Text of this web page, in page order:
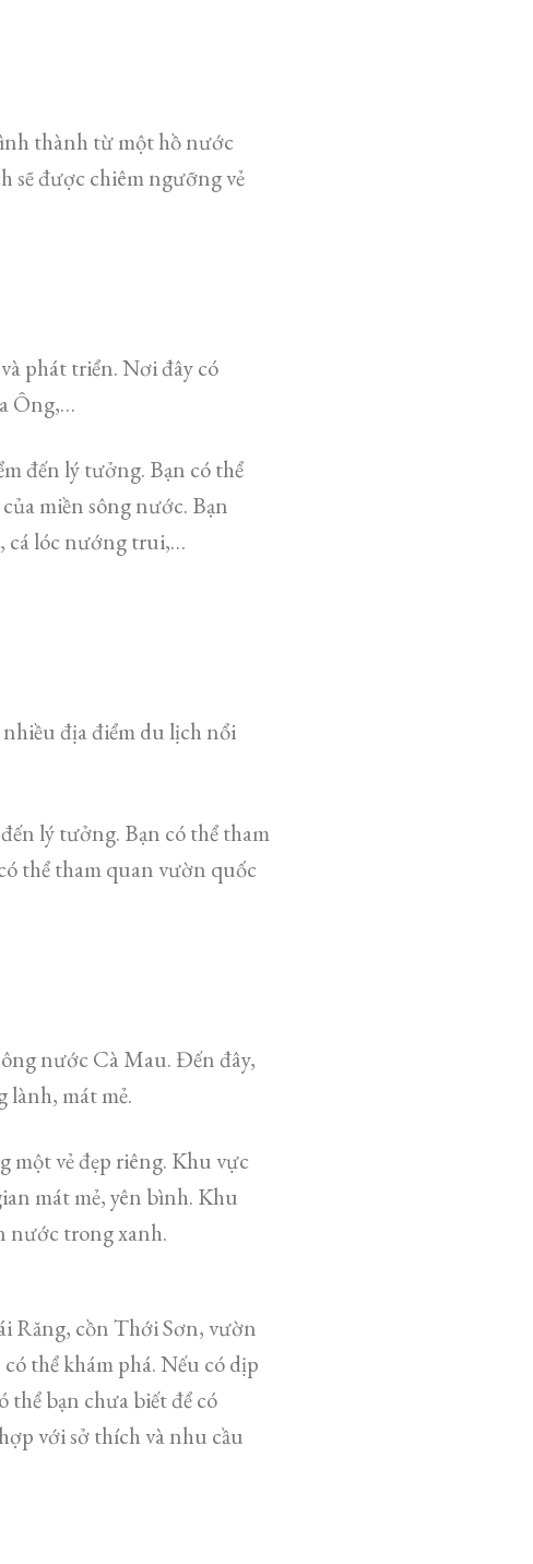
thành từ một hồ nước
sẽ được chiêm ngưỡng vẻ
phát triển. Nơi đây có
Ông,…
đến lý tưởng. Bạn có thể
miền sông nước. Bạn
cá lóc nướng trui,…
địa điểm du lịch nổi
lý tưởng. Bạn có thể tham
thể tham quan vườn quốc
nước Cà Mau. Đến đây,
lành, mát mẻ.
vẻ đẹp riêng. Khu vực
mát mẻ, yên bình. Khu
nước trong xanh.
Răng, cồn Thới Sơn, vườn
thể khám phá. Nếu có dịp
bạn chưa biết để có
với sở thích và nhu cầu